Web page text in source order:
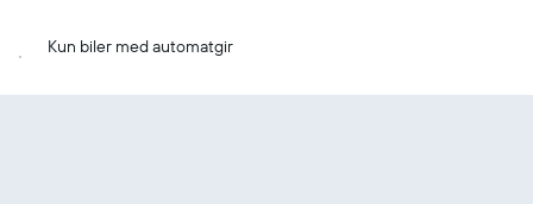
Kun biler med automatgir